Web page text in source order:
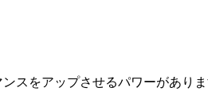
スをアップさせるパワーがあり